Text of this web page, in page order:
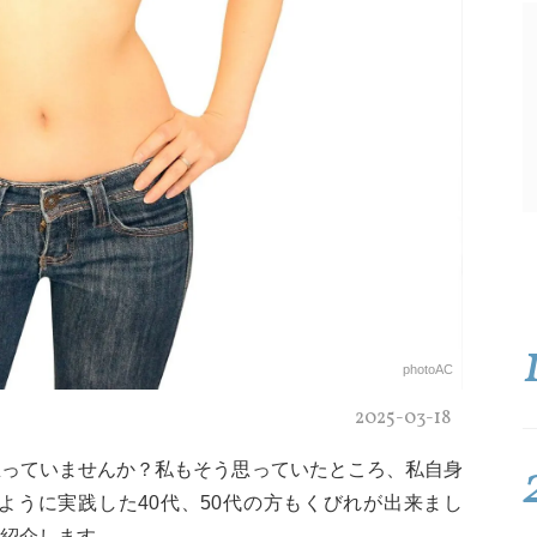
photoAC
2025-03-18
ていませんか？私もそう思っていたところ、私自身
うに実践した40代、50代の方もくびれが出来まし